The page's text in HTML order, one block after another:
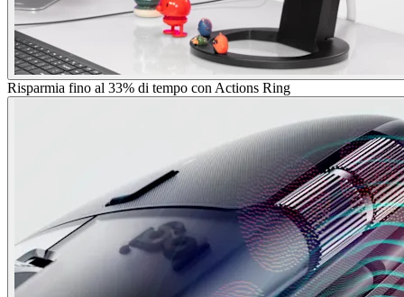
Risparmia fino al 33% di tempo con Actions Ring